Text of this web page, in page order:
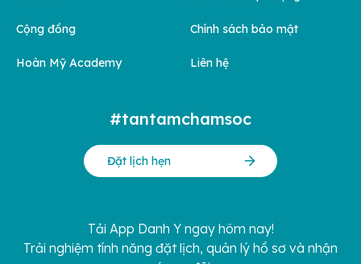
Cộng đồng
Hoàn Mỹ Academy
Chính sách bảo mật
Liên hệ
#tantamchamsoc
Đặt lịch hẹn
Tải App Danh Y ngay hôm nay!
Trải nghiệm tính năng đặt lịch, quản lý hồ sơ và nhận